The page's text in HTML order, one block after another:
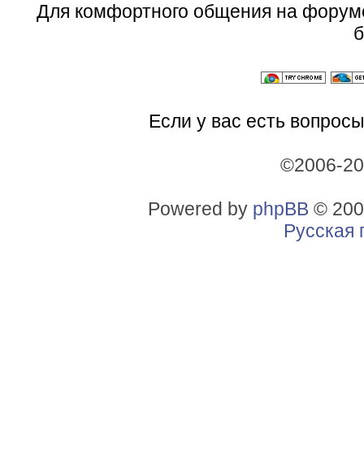
Для комфортного общения на
Если у вас есть
©2006-
Powered by phpBB ©
Русская